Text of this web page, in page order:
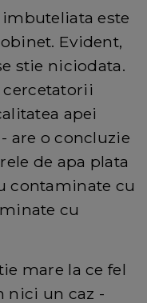
este
Evident,
stie niciodata.
apei
are o concluzie
de apa plata
contaminate cu
cu
mare la ce fel
nici un caz -